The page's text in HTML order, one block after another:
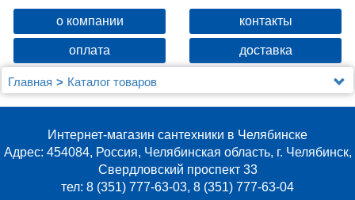
о компании контакты
оплата доставка
Главная
Каталог товаров
Душевые уголки, ограждения, поддоны
Cezares
Поддон для душа Cezares SMC A 90x90 см
Интернет-магазин сантехники в Челябинске
Адрес: 454084, Россия, Челябинская область, г. Челябинск,
Свердловский проспект 33
тел: 8 (351) 777-63-03, 8 (351) 777-63-04